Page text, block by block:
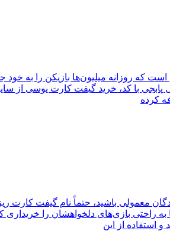
که روزانه میلیون‌ها بازیکن را به
با کد، خرید گیفت کارت یوسی از
معمولی باشید، حتماً نام گیفت کارت
به راحتی بازی‌های دلخواهشان را
استفاده از این